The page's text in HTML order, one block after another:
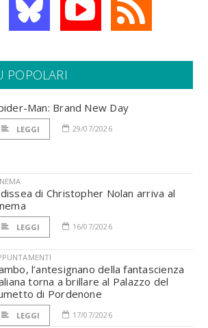
POPOLARI
Man: Brand New Day
LEGGI 29/07/2026
di Christopher Nolan arriva al
LEGGI 16/07/2026
l’antesignano della fantascienza
torna a brillare al Palazzo del
di Pordenone
LEGGI 17/07/2026